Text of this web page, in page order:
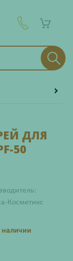
ДЛЯ
50
Косметикс
наличии